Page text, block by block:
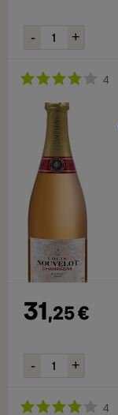
4
31,25€
4